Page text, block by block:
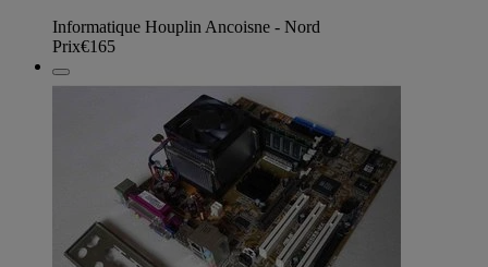
Informatique Houplin Ancoisne - Nord
Prix€165